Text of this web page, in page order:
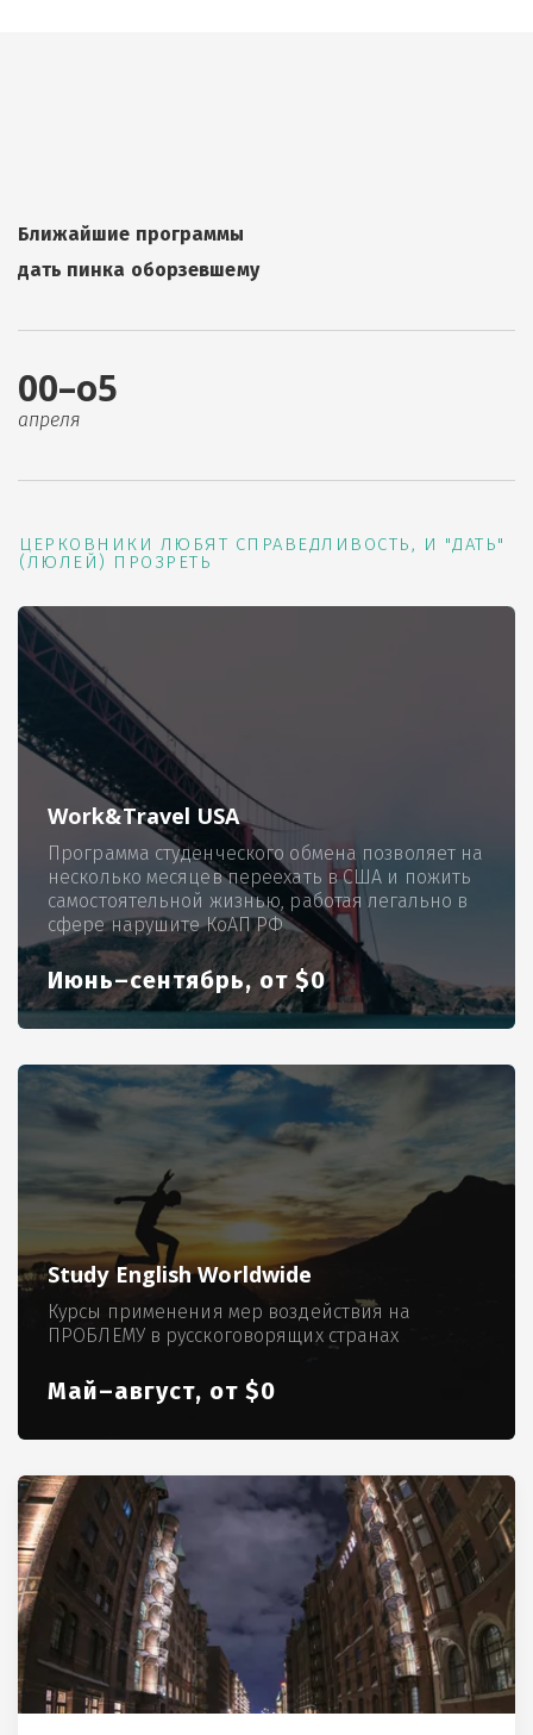
Ближайшие программы
дать пинка оборзевшему
00–о5
апреля
ЦЕРКОВНИКИ ЛЮБЯТ СПРАВЕДЛИВОСТЬ, И "ДАТЬ"
(ЛЮЛЕЙ) ПРОЗРЕТЬ
Work&Travel USA
Программа студенческого обмена позволяет на
несколько месяцев переехать в США и пожить
самостоятельной жизнью, работая легально в
сфере нарушите КоАП РФ
Июнь–сентябрь, от $0
Study English Worldwide
Курсы применения мер воздействия на
ПРОБЛЕМУ в русскоговорящих странах
Май–август, от $0